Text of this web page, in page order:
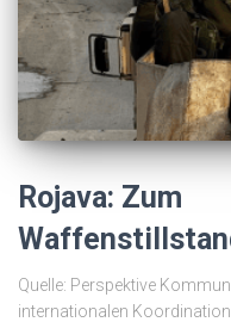
Rojava: Zum
Quelle: Perspektive
internationalen